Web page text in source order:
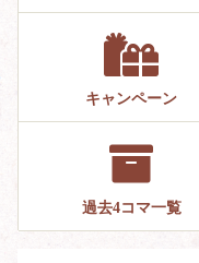
キャンペーン
過去4コマ一覧